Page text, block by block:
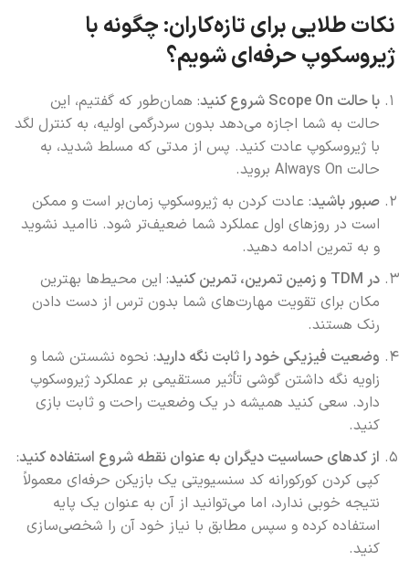
نکات طلایی برای تازه‌کاران: چگونه با
ژیروسکوپ حرفه‌ای شویم؟
با حالت Scope On شروع کنید
: همان‌طور که گفتیم، این
حالت به شما اجازه می‌دهد بدون سردرگمی اولیه، به کنترل لگد
با ژیروسکوپ عادت کنید. پس از مدتی که مسلط شدید، به
حالت Always On بروید.
صبور باشید: عادت کردن به ژیروسکوپ زمان‌بر است و ممکن
است در روزهای اول عملکرد شما ضعیف‌تر شود. ناامید نشوید
و به تمرین ادامه دهید.
در TDM و زمین تمرین، تمرین کنید
: این محیط‌ها بهترین
مکان برای تقویت مهارت‌های شما بدون ترس از دست دادن
رنک هستند.
وضعیت فیزیکی خود را ثابت نگه دارید: نحوه نشستن شما و
زاویه نگه داشتن گوشی تأثیر مستقیمی بر عملکرد ژیروسکوپ
دارد. سعی کنید همیشه در یک وضعیت راحت و ثابت بازی
کنید.
از کدهای حساسیت دیگران به عنوان نقطه شروع استفاده کنید:
کپی کردن کورکورانه کد سنسیویتی یک بازیکن حرفه‌ای معمولاً
نتیجه خوبی ندارد، اما می‌توانید از آن به عنوان یک پایه
استفاده کرده و سپس مطابق با نیاز خود آن را شخصی‌سازی
کنید.